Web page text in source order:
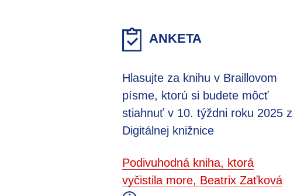
ANKETA
Hlasujte za knihu v Braillovom
písme, ktorú si budete môcť
stiahnuť v 10. týždni roku 2025 z
Digitálnej knižnice
Podivuhodná kniha, ktorá
vyčistila more, Beatrix Zaťková